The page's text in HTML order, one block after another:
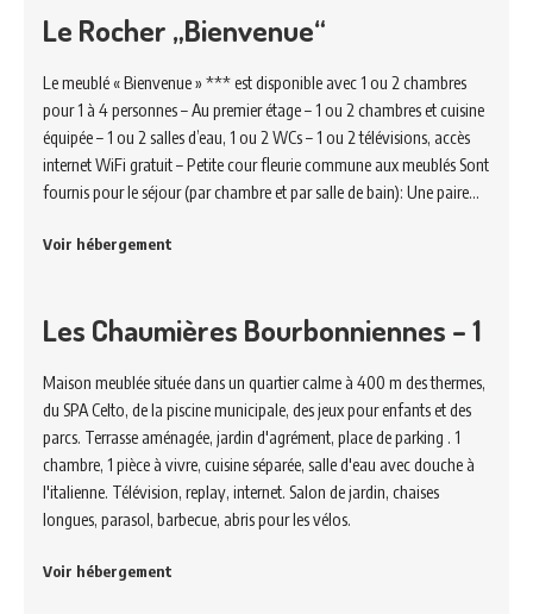
Le Rocher „Bienvenue“
Le meublé « Bienvenue » *** est disponible avec 1 ou 2 chambres
pour 1 à 4 personnes – Au premier étage – 1 ou 2 chambres et cuisine
équipée – 1 ou 2 salles d’eau, 1 ou 2 WCs – 1 ou 2 télévisions, accès
internet WiFi gratuit – Petite cour fleurie commune aux meublés Sont
fournis pour le séjour (par chambre et par salle de bain): Une paire…
Voir hébergement
Les Chaumières Bourbonniennes – 1
Maison meublée située dans un quartier calme à 400 m des thermes,
du SPA Celto, de la piscine municipale, des jeux pour enfants et des
parcs. Terrasse aménagée, jardin d'agrément, place de parking . 1
chambre, 1 pièce à vivre, cuisine séparée, salle d'eau avec douche à
l'italienne. Télévision, replay, internet. Salon de jardin, chaises
longues, parasol, barbecue, abris pour les vélos.
Voir hébergement